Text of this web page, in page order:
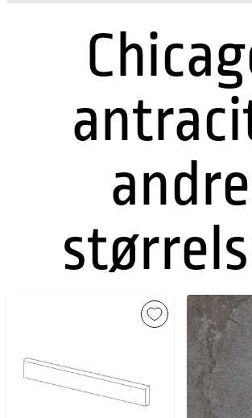
andre